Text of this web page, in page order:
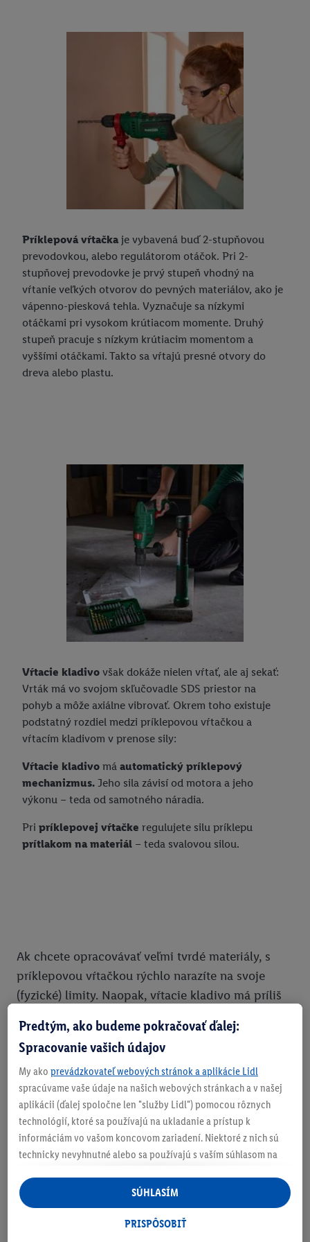
Príklepová vŕtačka je vybavená buď 2-stupňovou
prevodovkou, alebo regulátorom otáčok. Pri 2-
stupňovej prevodovke je prvý stupeň vhodný na
vŕtanie veľkých otvorov do pevných materiálov, ako je
vápenno-piesková tehla. Vyznačuje sa nízkymi
otáčkami pri vysokom krútiacom momente. Druhý
stupeň pracuje s nízkym krútiacim momentom a
vyššími otáčkami. Takto sa vŕtajú presné otvory do
dreva alebo plastu.
Vŕtacie kladivo však dokáže nielen vŕtať, ale aj sekať:
Vrták má vo svojom skľučovadle SDS priestor na
pohyb a môže axiálne vibrovať. Okrem toho existuje
podstatný rozdiel medzi príklepovou vŕtačkou a
vŕtacím kladivom v prenose sily:
Vŕtacie kladivo má automatický príklepový
mechanizmus. Jeho sila závisí od motora a jeho
výkonu – teda od samotného náradia.
Pri príklepovej vŕtačke regulujete silu príklepu
prítlakom na materiál – teda svalovou silou.
Ak chcete opracovávať veľmi tvrdé materiály, s
príklepovou vŕtačkou rýchlo narazíte na svoje
(fyzické) limity. Naopak, vŕtacie kladivo má príliš
materiálov alebo vŕtanie presných otvorov.
Najdôležitejším faktorom je pritomkombinácia
sily príklepu, počtu otáčok a frekvencie príklepu.
Vŕtacie kladivo Príklepová vŕtačka
Účinok /
Prenos sily Rýchlosť
nízka; cca 4 000
Predtým, ako budeme pokračovať ďalej:
Spracovanie vašich údajov
My ako prevádzkovateľ webových stránok a aplikácie Lidl
spracúvame vaše údaje na našich webových stránkach a v našej
aplikácii (ďalej spoločne len "služby Lidl") pomocou rôznych
technológií, ktoré sa používajú na ukladanie a prístup k
informáciám vo vašom koncovom zariadení. Niektoré z nich sú
technicky nevyhnutné alebo sa používajú s vaším súhlasom na
personalizovanú reklamu v rámci služieb Lidl aj mimo nich. Ak
ste účastníkom programu Lidl Plus, na tieto účely sa spracúvajú
aj údaje z vášho nákupného správania v obchode.
PRISPÔSOBIŤ
SÚHLASÍM